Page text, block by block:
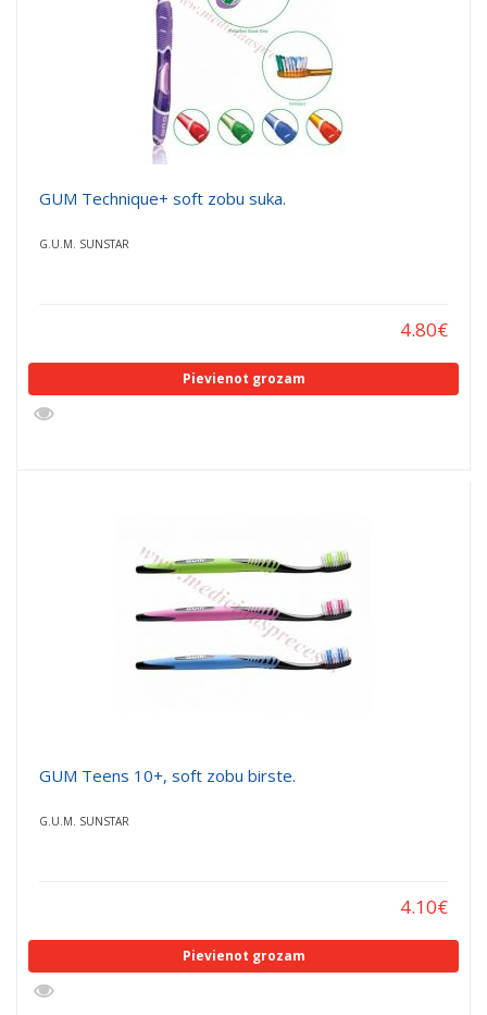
GUM Technique+ soft zobu suka.
G.U.M. SUNSTAR
4.80€
Pievienot grozam
GUM Teens 10+, soft zobu birste.
G.U.M. SUNSTAR
4.10€
Pievienot grozam